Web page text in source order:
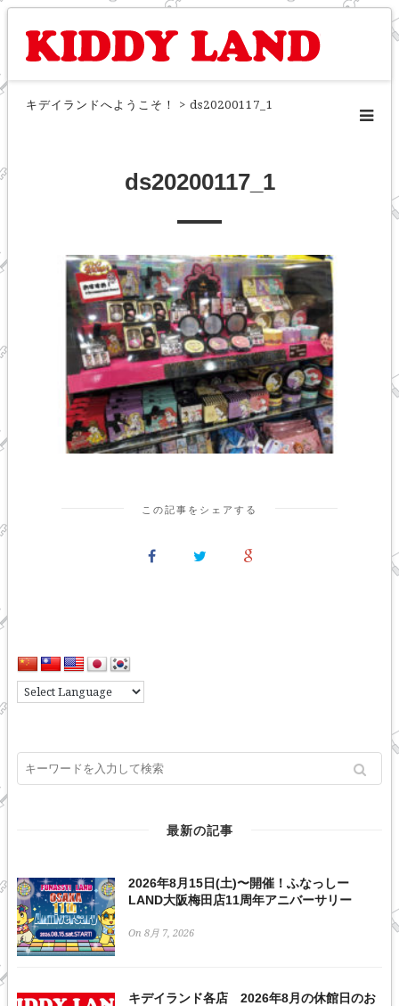
キデイランドへようこそ！ > ds20200117_1
ds20200117_1
この記事をシェアする
最新の記事
2026年8月15日(土)〜開催！ふなっしー
LAND大阪梅田店11周年アニバーサリー
On 8月 7, 2026
キデイランド各店 2026年8月の休館日のお